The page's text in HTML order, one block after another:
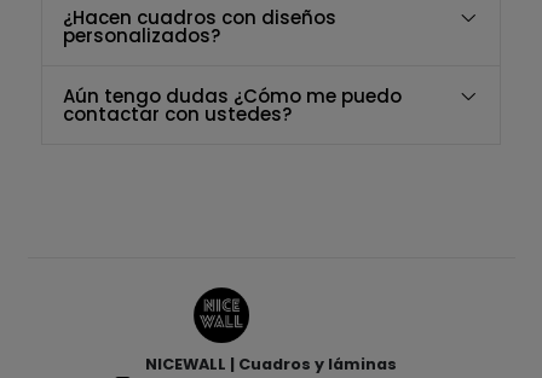
¿Hacen cuadros con diseños
personalizados?
Aún tengo dudas ¿Cómo me puedo
contactar con ustedes?
NICEWALL | Cuadros y láminas